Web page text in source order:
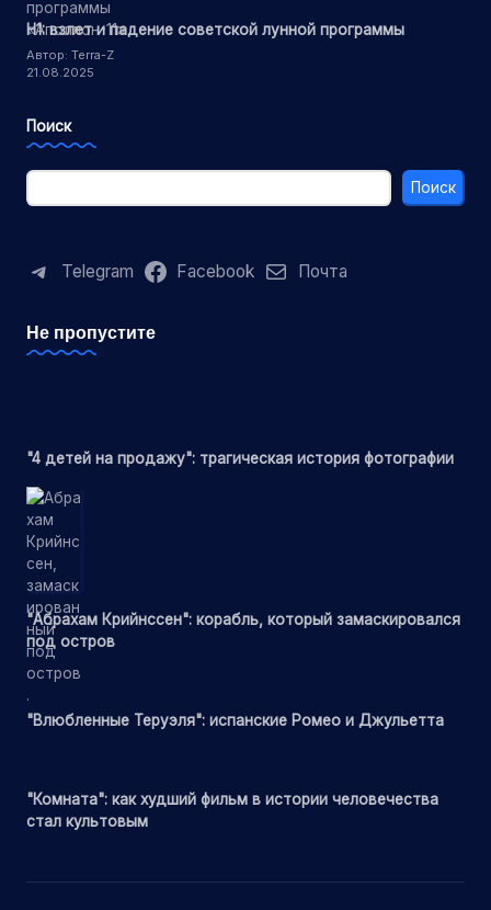
Н1: взлет и падение советской лунной программы
Автор: Terra-Z
21.08.2025
Поиск
Поиск
Telegram Facebook Почта
Не пропустите
"4 детей на продажу": трагическая история фотографии
"Абрахам Крийнссен": корабль, который замаскировался
под остров
"Влюбленные Теруэля": испанские Ромео и Джульетта
"Комната": как худший фильм в истории человечества
стал культовым